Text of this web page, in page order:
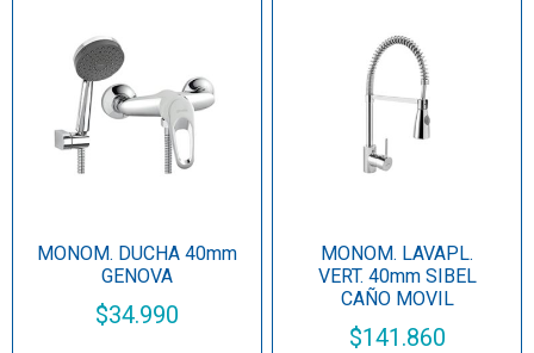
MONOM. DUCHA 40mm
GENOVA
$34.990
MONOM. LAVAPL.
VERT. 40mm SIBEL
CAÑO MOVIL
$141.860